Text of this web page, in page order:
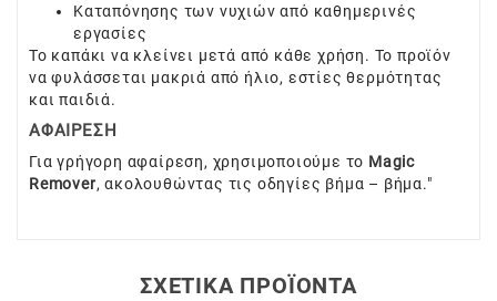
Καταπόνησης των νυχιών από καθημερινές
εργασίες
Το καπάκι να κλείνει μετά από κάθε χρήση. Το προϊόν
να φυλάσσεται μακριά από ήλιο, εστίες θερμότητας
και παιδιά.
ΑΦΑΙΡΕΣΗ
Για γρήγορη αφαίρεση, χρησιμοποιούμε το Magic
Remover, ακολουθώντας τις οδηγίες βήμα – βήμα."
ΣΧΕΤΙΚΆ ΠΡΟΪΌΝΤΑ